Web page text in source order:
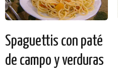
Spaguettis con paté
de campo y verduras